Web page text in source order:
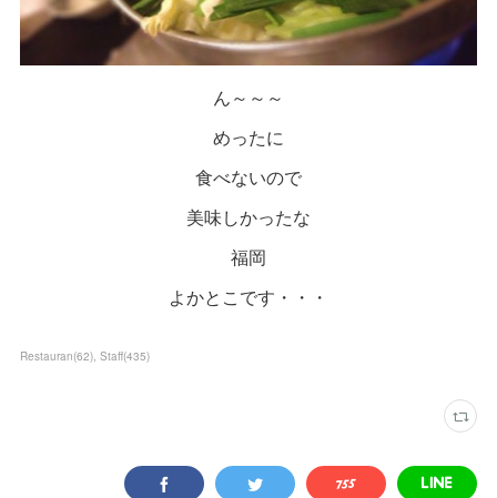
ん～～～
めったに
食べないので
美味しかったな
福岡
よかとこです・・・
Restauran(62) Staff(435)